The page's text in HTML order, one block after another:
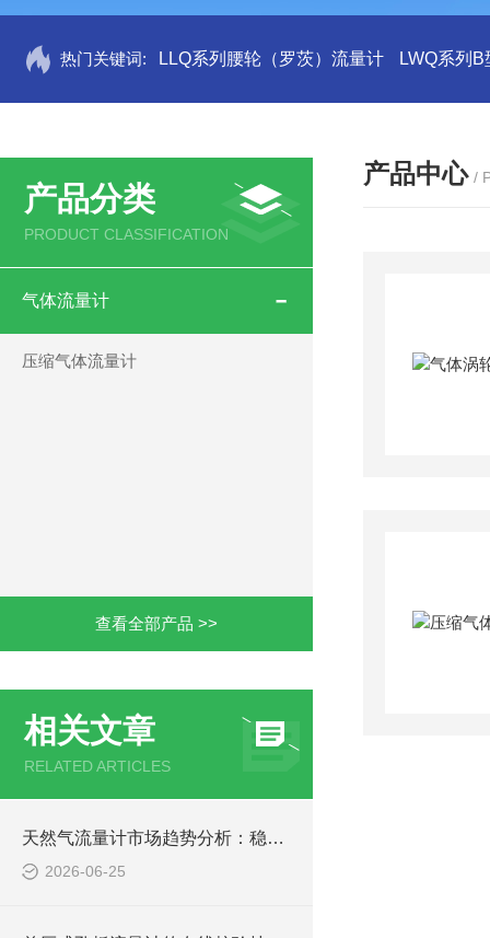
热门关键词: LLQ系列腰轮（罗茨）流量计 LWQ系列
产品分类
PRODUCT CLASSIFICATION
气体流量计
压缩气体流量计
查看全部产品 >>
相关文章
RELATED ARTICLES
天然气流量计市场趋势分析：稳中有进，智能化与国产化双轮驱动
2026-06-25
产品中心 /